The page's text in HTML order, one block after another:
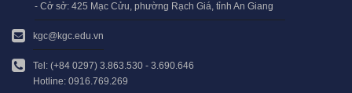
- Cở sở: 425 Mạc Cửu, phường Rạch Giá, tỉnh An Giang
kgc@kgc.edu.vn
Tel: (+84 0297) 3.863.530 - 3.690.646
Hotline: 0916.769.269